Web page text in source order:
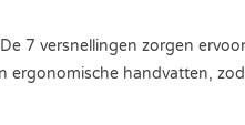
7 versnellingen zorgen
ergonomische handvatten,